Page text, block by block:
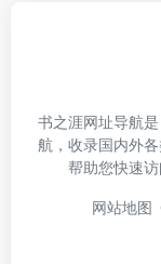
书之涯网址导航
航，收录国内外
帮助您快速
网站地图